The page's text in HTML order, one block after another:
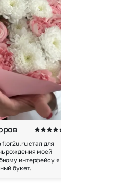
flor2u.ru стал для
рождения моей
интерфейсу я
букет.